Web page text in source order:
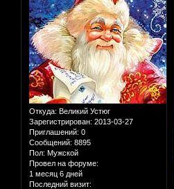
Откуда: Великий Устюг
Зарегистрирован: 2013-03-27
Приглашений: 0
Сообщений: 8895
Пол: Мужской
Провел на форуме:
1 месяц 6 дней
Последний визит: